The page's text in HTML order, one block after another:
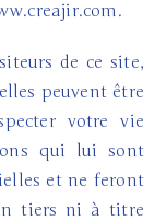
de ce site,
peuvent être
votre vie
qui lui sont
et ne feront
tiers ni à titre